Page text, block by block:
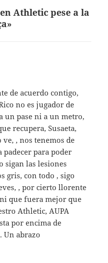
Athletic pese a la
de acuerdo contigo,
no es jugador de
un pase ni a un metro,
recupera, Susaeta,
, nos tenemos de
padecer para poder
sigan las lesiones
gris, con todo , sigo
, por cierto llorente
ni que fuera mejor que
Athletic, AUPA
por encima de
Un abrazo